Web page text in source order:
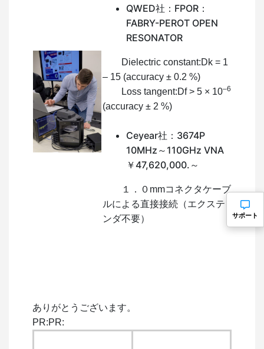
QWED社：FPOR：
FABRY-PEROT OPEN
RESONATOR
Dielectric constant:Dk = 1
– 15 (accuracy ± 0.2 %)
Loss tangent:Df > 5 × 10–6
(accuracy ± 2 %)
Ceyear社：3674P
10MHz～110GHz VNA
￥47,620,000.～
１．０mmコネクタケーブ
ルによる直接接続（エクステ
ンダ不要）
ありがとうございます。
PR:PR:
サポート